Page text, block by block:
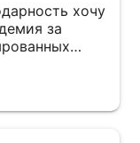
хочу
за
👍